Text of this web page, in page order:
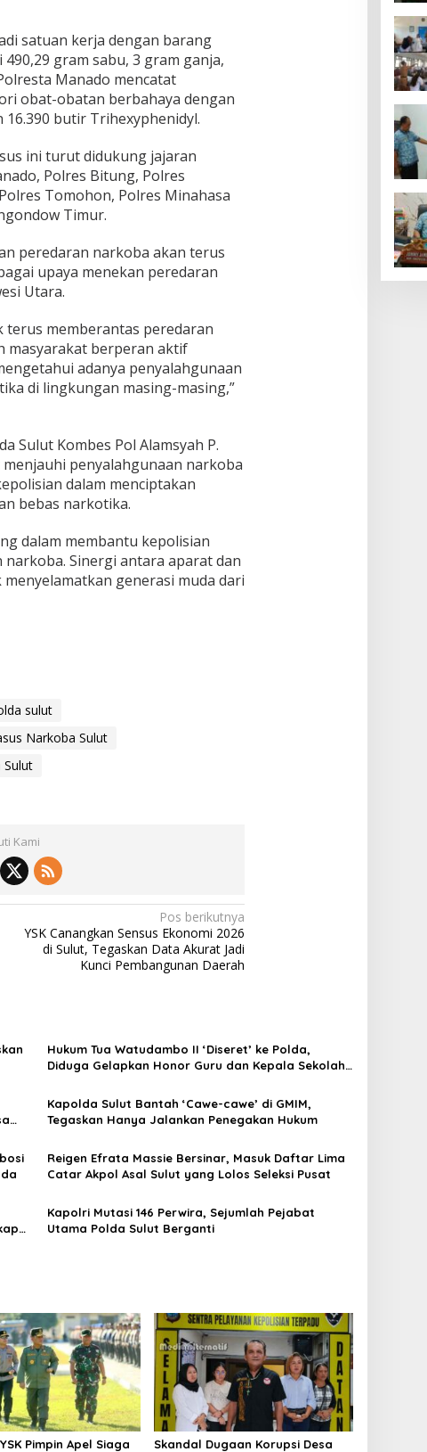
satuan kerja dengan barang
gram sabu, 3 gram ganja,
Manado mencatat
obat-obatan berbahaya dengan
butir Trihexyphenidyl.
ini turut didukung jajaran
Polres Bitung, Polres
Tomohon, Polres Minahasa
Timur.
peredaran narkoba akan terus
upaya menekan peredaran
Utara.
terus memberantas peredaran
masyarakat berperan aktif
adanya penyalahgunaan
di lingkungan masing-masing,”
Sulut Kombes Pol Alamsyah P.
penyalahgunaan narkoba
dalam menciptakan
bebas narkotika.
dalam membantu kepolisian
Sinergi antara aparat dan
generasi muda dari
sulut
Narkoba Sulut
Sulut
Kami
Pos berikutnya
YSK Canangkan Sensus Ekonomi 2026
di Sulut, Tegaskan Data Akurat Jadi
Kunci Pembangunan Daerah
Hukum Tua Watudambo II ‘Diseret’ ke Polda,
Diduga Gelapkan Honor Guru dan Kepala Sekolah
‎Kapolda Sulut Bantah ‘Cawe-cawe’ di GMIM,
Tegaskan Hanya Jalankan Penegakan Hukum
Reigen Efrata Massie Bersinar, Masuk Daftar Lima
Catar Akpol Asal Sulut yang Lolos Seleksi Pusat
Kapolri Mutasi 146 Perwira, Sejumlah Pejabat
Utama Polda Sulut Berganti
Pimpin Apel Siaga Skandal Dugaan Korupsi Desa